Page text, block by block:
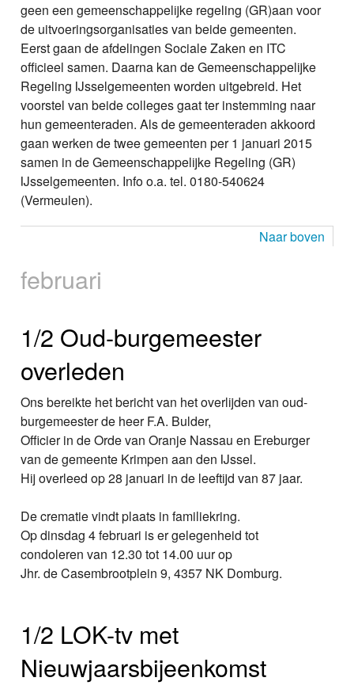
geen een gemeenschappelijke regeling (GR)aan voor
de uitvoeringsorganisaties van beide gemeenten.
Eerst gaan de afdelingen Sociale Zaken en ITC
officieel samen. Daarna kan de Gemeenschappelijke
Regeling IJsselgemeenten worden uitgebreid. Het
voorstel van beide colleges gaat ter instemming naar
hun gemeenteraden. Als de gemeenteraden akkoord
gaan werken de twee gemeenten per 1 januari 2015
samen in de Gemeenschappelijke Regeling (GR)
IJsselgemeenten. Info o.a. tel. 0180-540624
(Vermeulen).
Naar boven
februari
1/2 Oud-burgemeester
overleden
Ons bereikte het bericht van het overlijden van oud-
burgemeester de heer F.A. Bulder,
Officier in de Orde van Oranje Nassau en Ereburger
van de gemeente Krimpen aan den IJssel.
Hij overleed op 28 januari in de leeftijd van 87 jaar.
De crematie vindt plaats in familiekring.
Op dinsdag 4 februari is er gelegenheid tot
condoleren van 12.30 tot 14.00 uur op
Jhr. de Casembrootplein 9, 4357 NK Domburg.
1/2 LOK-tv met
Nieuwjaarsbijeenkomst